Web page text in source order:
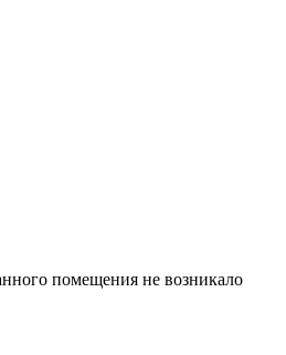
помещения не возникало